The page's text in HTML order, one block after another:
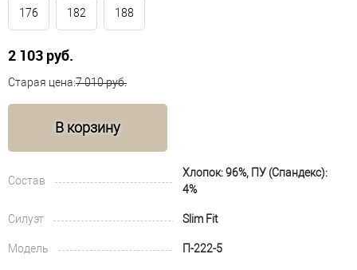
176 182 188
2 103 руб.
Старая цена:7 010 руб.
В корзину
Состав
Хлопок: 96%, ПУ (Спандекс):
4%
Силуэт Slim Fit
Модель П-222-5